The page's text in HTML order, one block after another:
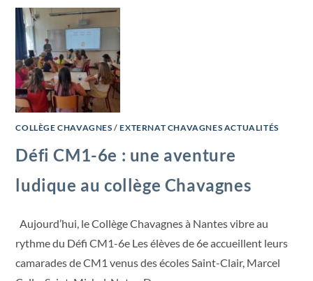
COLLÈGE CHAVAGNES /EXTERNAT CHAVAGNES ACTUALITÉS
Défi CM1-6e : une aventure
ludique au collège Chavagnes
Aujourd’hui, le Collège Chavagnes à Nantes vibre au
rythme du Défi CM1-6e Les élèves de 6e accueillent leurs
camarades de CM1 venus des écoles Saint-Clair, Marcel